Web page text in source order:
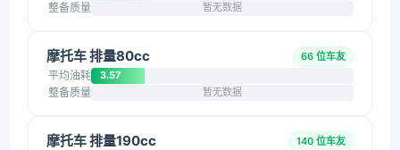
整备质量 暂无数据
摩托车 排量80cc 66 位车友
平均油耗 3.57
整备质量 暂无数据
摩托车 排量190cc 140 位车友